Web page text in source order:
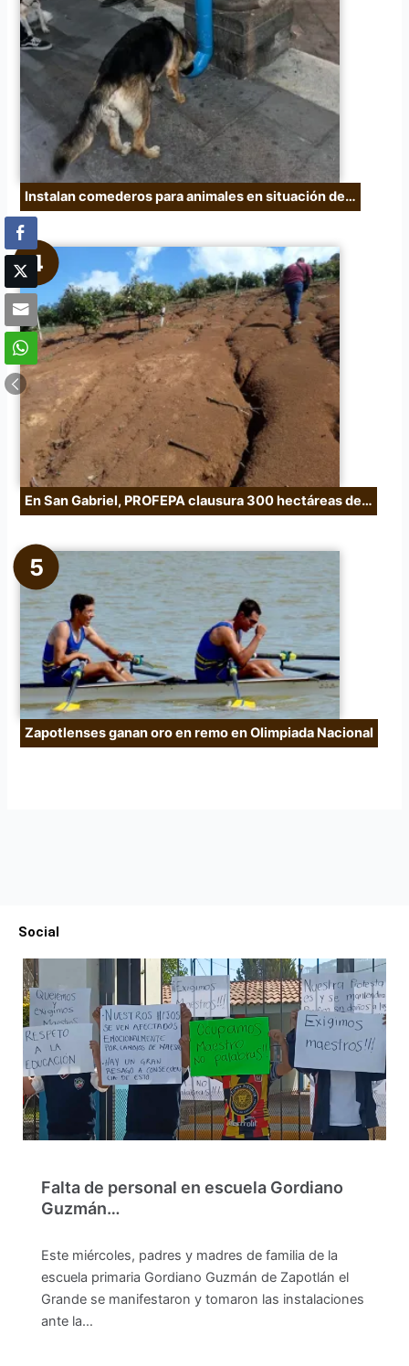
Instalan comederos para animales en situación de…
En San Gabriel, PROFEPA clausura 300 hectáreas de…
Zapotlenses ganan oro en remo en Olimpiada Nacional
Social
Falta de personal en escuela Gordiano
Guzmán…
Este miércoles, padres y madres de familia de la
escuela primaria Gordiano Guzmán de Zapotlán el
Grande se manifestaron y tomaron las instalaciones
ante la…